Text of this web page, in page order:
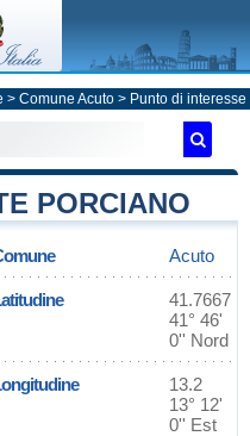
> Comune Acuto > Punto di interesse
PORCIANO
Acuto
41.7667
41° 46'
0'' Nord
13.2
13° 12'
0'' Est